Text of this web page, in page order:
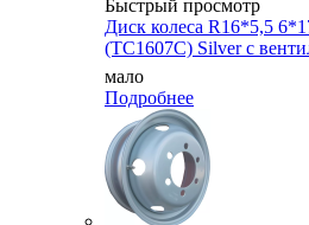
Быстрый просмотр
Диск колеса R16*5,5
(ТС1607С) Silver с
мало
Подробнее